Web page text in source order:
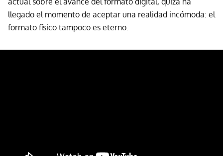
llegado el momento de aceptar una realidad incómoda: el
formato físico tampoco es eterno.